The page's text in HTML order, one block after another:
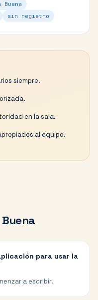
Buena
sin registro
siempre.
en la sala.
al equipo.
para usar la
a escribir.